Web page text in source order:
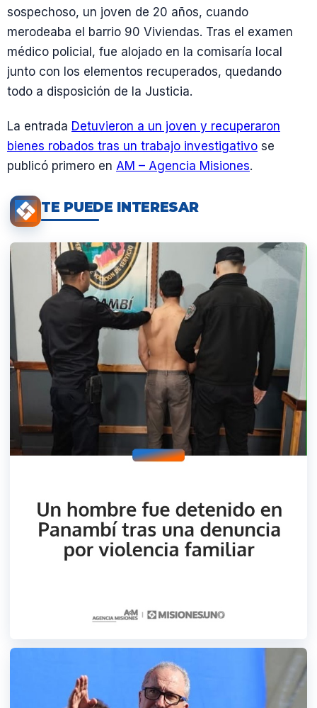
sospechoso, un joven de 20 años, cuando
merodeaba el barrio 90 Viviendas. Tras el examen
médico policial, fue alojado en la comisaría local
junto con los elementos recuperados, quedando
todo a disposición de la Justicia.
La entrada Detuvieron a un joven y recuperaron
bienes robados tras un trabajo investigativo se
publicó primero en AM – Agencia Misiones.
TE PUEDE INTERESAR